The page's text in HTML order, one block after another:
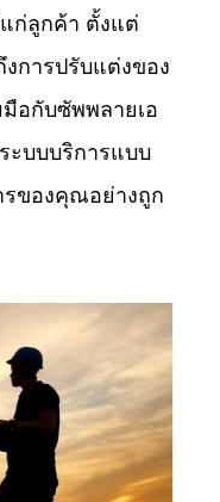
ก่ลูกค้า ตั้งแต่
การปรับแต่งของ
อกับซัพพลายเอ
ะบบบริการแบบ
ของคุณอย่างถูก